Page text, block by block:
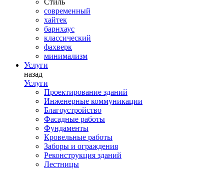
Стиль
современный
хайтек
барнхаус
классический
фахверк
минимализм
Услуги
назад
Услуги
Проектирование зданий
Инженерные коммуникации
Благоустройство
Фасадные работы
Фундаменты
Кровельные работы
Заборы и ограждения
Реконструкция зданий
Лестницы